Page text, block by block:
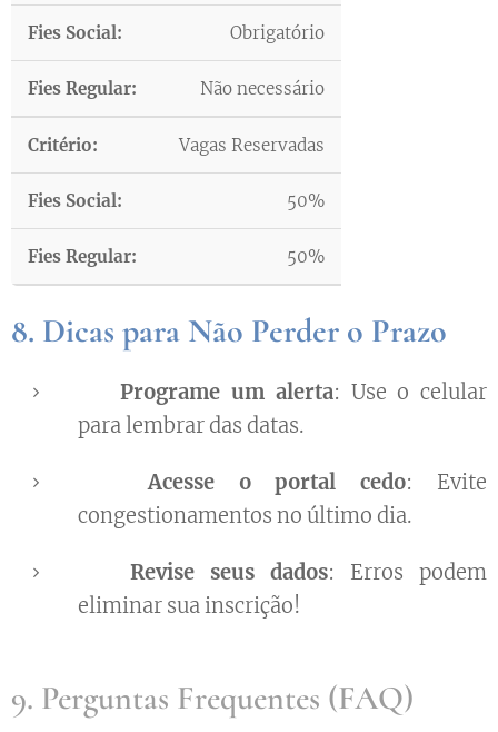
Obrigatório
Não necessário
Vagas Reservadas
50%
50%
8. Dicas para Não Perder o Prazo
⏰Programe um alerta: Use o celular
para lembrar das datas.
📅Acesse o portal cedo: Evite
congestionamentos no último dia.
Revise seus dados: Erros podem
eliminar sua inscrição!
9. Perguntas Frequentes (FAQ)